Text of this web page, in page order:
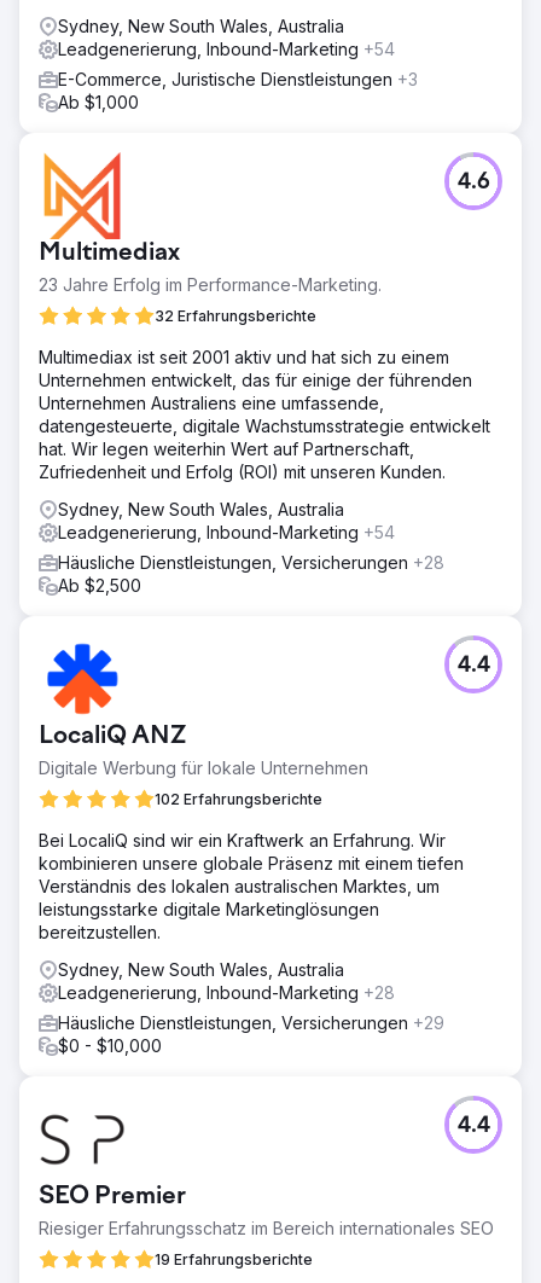
Sydney, New South Wales, Australia
Leadgenerierung, Inbound-Marketing +54
E-Commerce, Juristische Dienstleistungen +3
Ab $1,000
Multimediax
23 Jahre Erfolg im Performance-Marketing.
32 Erfahrungsberichte
4.6
Multimediax ist seit 2001 aktiv und hat sich zu einem
Unternehmen entwickelt, das für einige der führenden
Unternehmen Australiens eine umfassende,
datengesteuerte, digitale Wachstumsstrategie entwickelt
hat. Wir legen weiterhin Wert auf Partnerschaft,
Zufriedenheit und Erfolg (ROI) mit unseren Kunden.
Sydney, New South Wales, Australia
Leadgenerierung, Inbound-Marketing +54
Häusliche Dienstleistungen, Versicherungen +28
Ab $2,500
LocaliQ ANZ
Digitale Werbung für lokale Unternehmen
102 Erfahrungsberichte
4.4
Bei LocaliQ sind wir ein Kraftwerk an Erfahrung. Wir
kombinieren unsere globale Präsenz mit einem tiefen
Verständnis des lokalen australischen Marktes, um
leistungsstarke digitale Marketinglösungen
bereitzustellen.
Sydney, New South Wales, Australia
Leadgenerierung, Inbound-Marketing +28
Häusliche Dienstleistungen, Versicherungen +29
$0 - $10,000
SEO Premier
Riesiger Erfahrungsschatz im Bereich internationales SEO
19 Erfahrungsberichte
4.4